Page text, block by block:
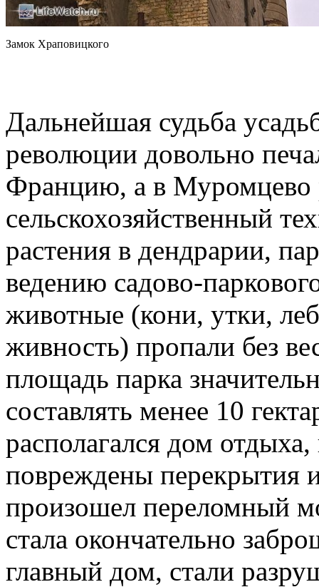
Замок Храповицкого
Дальнейшая судьба
революции довольно
Францию, а в Муромцево
сельскохозяйственный
растения в дендрарии,
ведению садово-
животные (кони, утки,
живность) пропали без
площадь парка
составлять менее 10
располагался дом
повреждены перекрытия
произошел переломный
стала окончательно
главный дом, стали